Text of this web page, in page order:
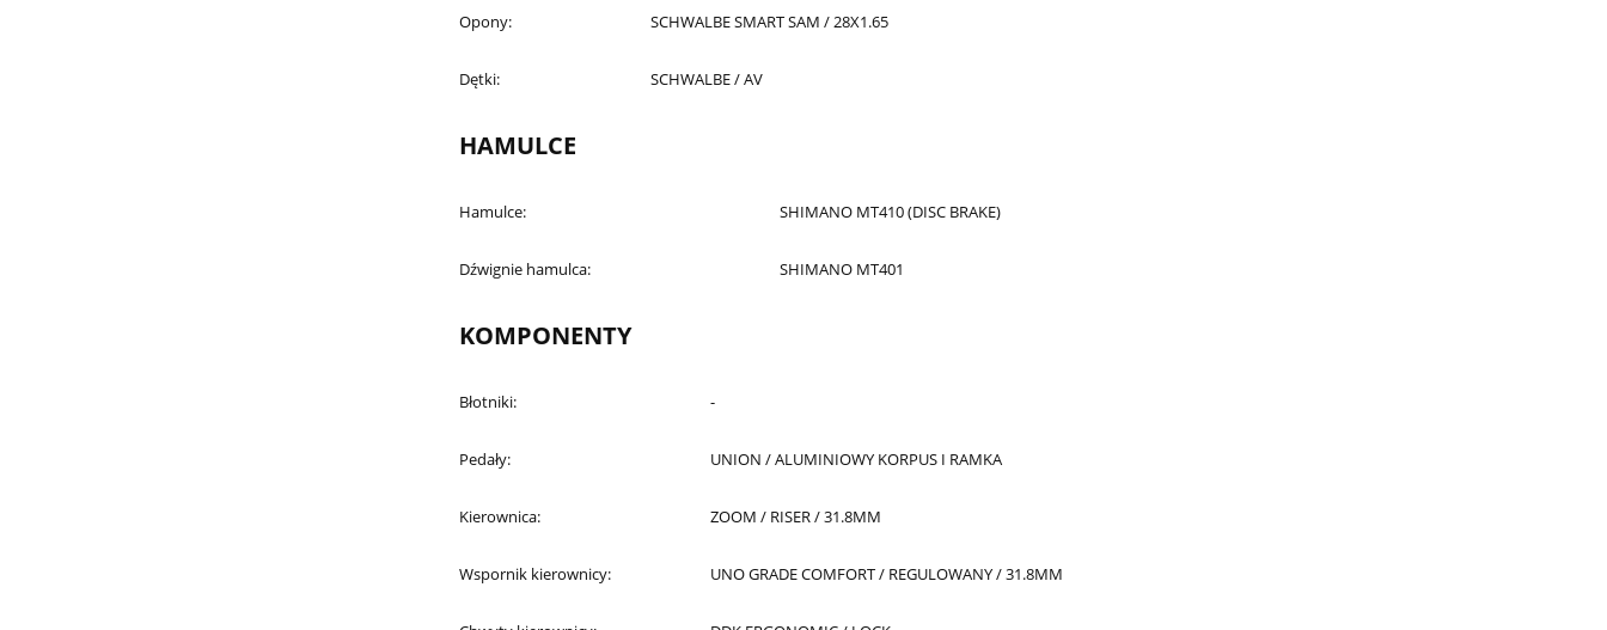
Opony: SCHWALBE SMART SAM / 28X1.65
Dętki: SCHWALBE / AV
HAMULCE
Hamulce: SHIMANO MT410 (DISC BRAKE)
Dźwignie hamulca: SHIMANO MT401
KOMPONENTY
Błotniki: -
Pedały: UNION / ALUMINIOWY KORPUS I RAMKA
Kierownica: ZOOM / RISER / 31.8MM
Wspornik kierownicy: UNO GRADE COMFORT / REGULOWANY / 31.8MM